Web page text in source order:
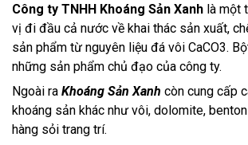
Công ty TNHH Khoáng Sản Xanh là một
vị đi đầu cả nước về khai thác sản xuất,
sản phẩm từ nguyên liệu đá vôi CaCO3.
những sản phẩm chủ đạo của công ty.
Ngoài ra Khoáng Sản Xanh còn cung cấp
khoáng sản khác như vôi, dolomite,
hàng sỏi trang trí.